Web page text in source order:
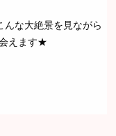
な大絶景を見ながら
えます★